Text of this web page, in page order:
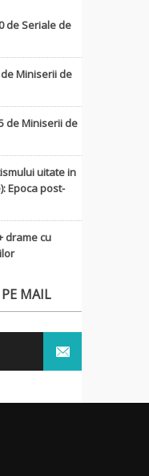
de Seriale de
Miniserii de
de Miniserii de
uitate in
Epoca post-
drame cu
MAIL